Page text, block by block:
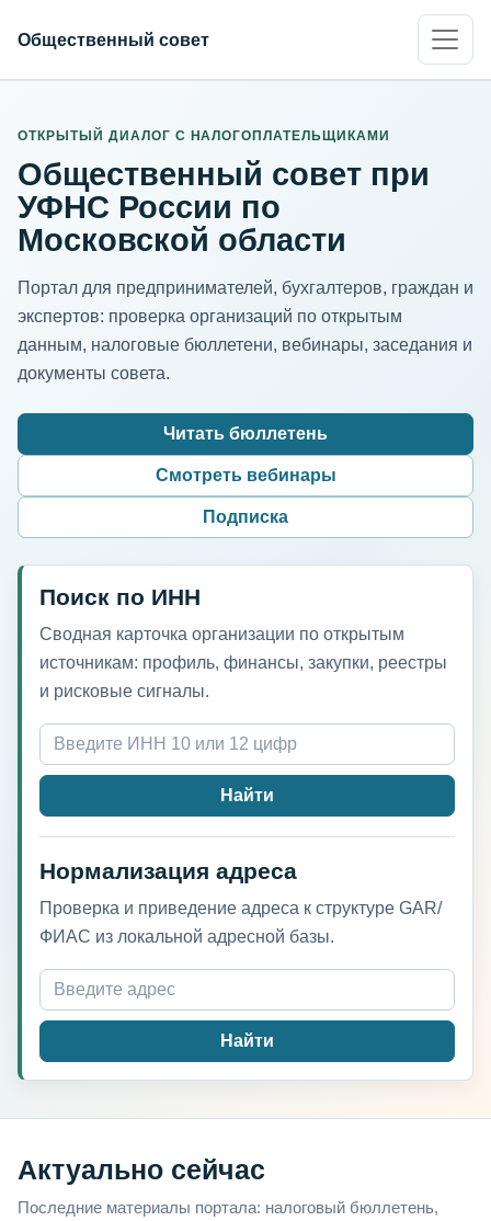
Общественный совет
ОТКРЫТЫЙ ДИАЛОГ С НАЛОГОПЛАТЕЛЬЩИКАМИ
Общественный совет при
УФНС России по
Московской области
Портал для предпринимателей, бухгалтеров, граждан и
экспертов: проверка организаций по открытым
данным, налоговые бюллетени, вебинары, заседания и
документы совета.
Читать бюллетень
Смотреть вебинары
Подписка
Поиск по ИНН
Сводная карточка организации по открытым
источникам: профиль, финансы, закупки, реестры
и рисковые сигналы.
ИНН организации
Найти
Нормализация адреса
Проверка и приведение адреса к структуре GAR/
ФИАС из локальной адресной базы.
Адрес для нормализации
Найти
Актуально сейчас
Последние материалы портала: налоговый бюллетень,